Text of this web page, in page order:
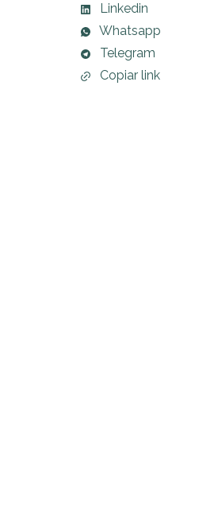
Linkedin
Whatsapp
Telegram
Copiar link